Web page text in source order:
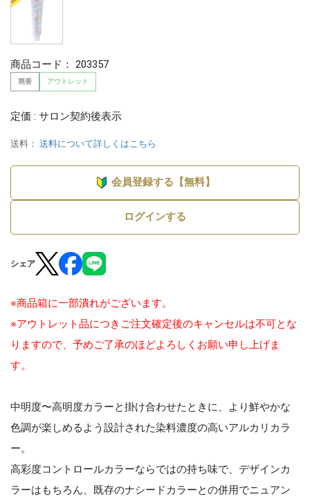
商品コード： 203357
廃番 アウトレット
定価 : サロン契約後表示
送料： 送料について詳しくはこちら
会員登録する【無料】
ログインする
シェア
※商品箱に一部潰れがございます。
※アウトレット品につきご注文確定後のキャンセルは不可とな
りますので、予めご了承のほどよろしくお願い申し上げま
す。
中明度〜高明度カラーと掛け合わせたときに、より鮮やかな
色調が楽しめるよう設計された染料濃度の高いアルカリカラ
ー。
高彩度コントロールカラーならではの持ち味で、デザインカ
ラーはもちろん、既存のナシードカラーとの併用でニュアン